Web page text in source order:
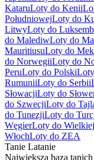
KataruLoty do Kenii
PołudniowejLoty do
LitwyLoty do
do MalediwLoty do
MauritiusuLoty do
do NorwegiiLoty do
PeruLoty do Polski
RumuniiLoty do Serbii
SłowacjiLoty do
do SzwecjiLoty do
do TunezjiLoty do
WęgierLoty do
WłochLoty do ZEA
Tanie Latanie
Największa baza